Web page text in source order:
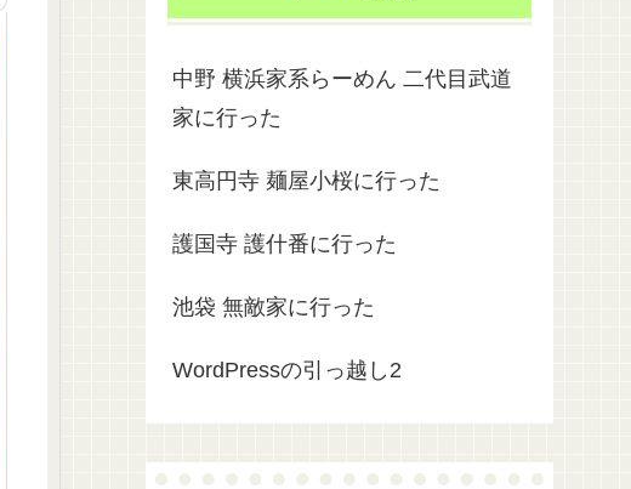
中野 横浜家系らーめん 二代目武道
家に行った
東高円寺 麺屋小桜に行った
護国寺 護什番に行った
池袋 無敵家に行った
WordPressの引っ越し2